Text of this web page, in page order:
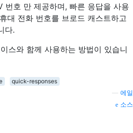
번호 만 제공하며, 빠른 응답을 사용
대 전화 번호를 브로드 캐스트하고
다.
스와 함께 사용하는 방법이 있습니
quick-responses
에일
소스